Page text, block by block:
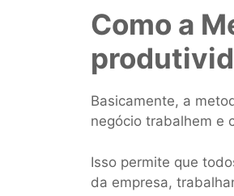
Como a
Basicamente, a
negócio trabalhem e
Isso permite que
da empresa,